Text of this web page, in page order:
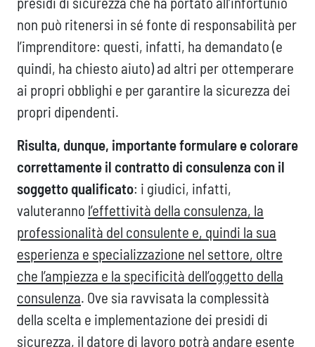
non può ritenersi in sé fonte di responsabilità per
l’imprenditore: questi, infatti, ha demandato (e
quindi, ha chiesto aiuto) ad altri per ottemperare
ai propri obblighi e per garantire la sicurezza dei
propri dipendenti.
Risulta, dunque, importante formulare e colorare
correttamente il contratto di consulenza con il
soggetto qualificato: i giudici, infatti,
valuteranno l’effettività della consulenza, la
professionalità del consulente e, quindi la sua
esperienza e specializzazione nel settore, oltre
che l’ampiezza e la specificità dell’oggetto della
consulenza. Ove sia ravvisata la complessità
della scelta e implementazione dei presidi di
sicurezza, il datore di lavoro potrà andare esente